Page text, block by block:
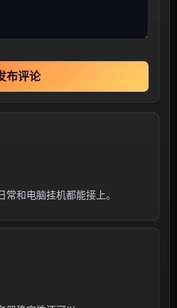
布评论
和电脑挂机都能接上。